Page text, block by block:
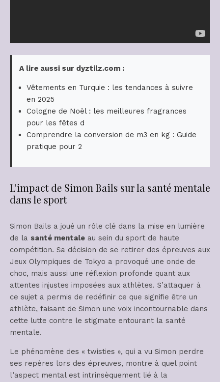
A lire aussi sur dyztilz.com :
Vêtements en Turquie : les tendances à suivre
en 2025
Cologne de Noël : les meilleures fragrances
pour les fêtes d
Comprendre la conversion de m3 en kg : Guide
pratique pour 2
L’impact de Simon Bails sur la santé mentale
dans le sport
Simon Bails a joué un rôle clé dans la mise en lumière
de la santé mentale au sein du sport de haute
compétition. Sa décision de se retirer des épreuves aux
Jeux Olympiques de Tokyo a provoqué une onde de
choc, mais aussi une réflexion profonde quant aux
attentes injustes imposées aux athlètes. S’attaquer à
ce sujet a permis de redéfinir ce que signifie être un
athlète, faisant de Simon une voix incontournable dans
cette lutte contre le stigmate entourant la santé
mentale.
Le phénomène des « twisties », qui a vu Simon perdre
ses repères lors des épreuves, montre à quel point
l’aspect mental est intrinsèquement lié à la